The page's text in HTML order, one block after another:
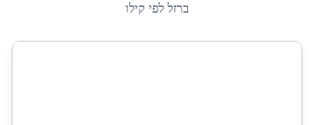
ברזל לפי קילו